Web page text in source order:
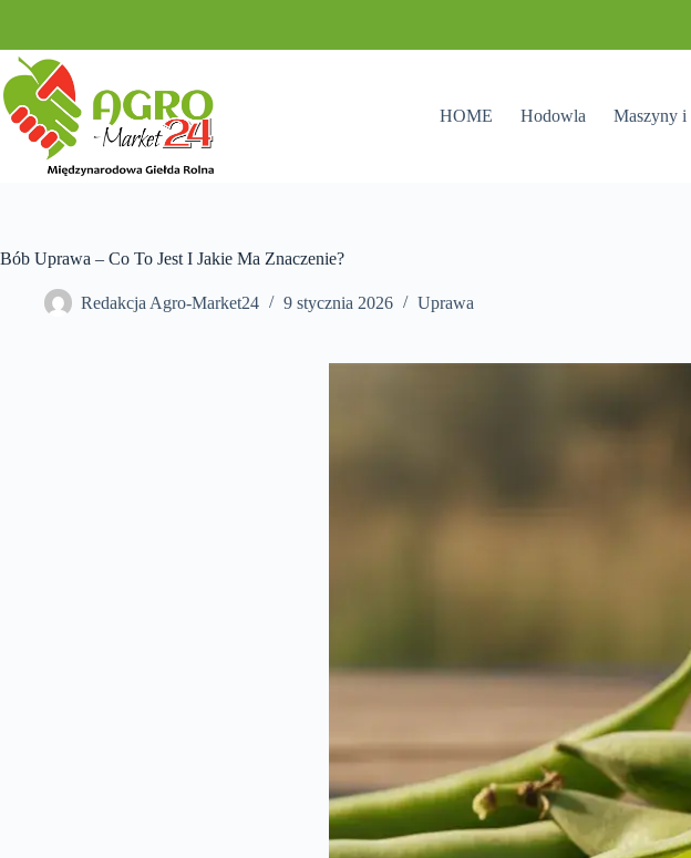
treści
HOME Hodowla Maszyny i
Bób Uprawa – Co To Jest I Jakie Ma Znaczenie?
Redakcja Agro-Market24 9 stycznia 2026 Uprawa